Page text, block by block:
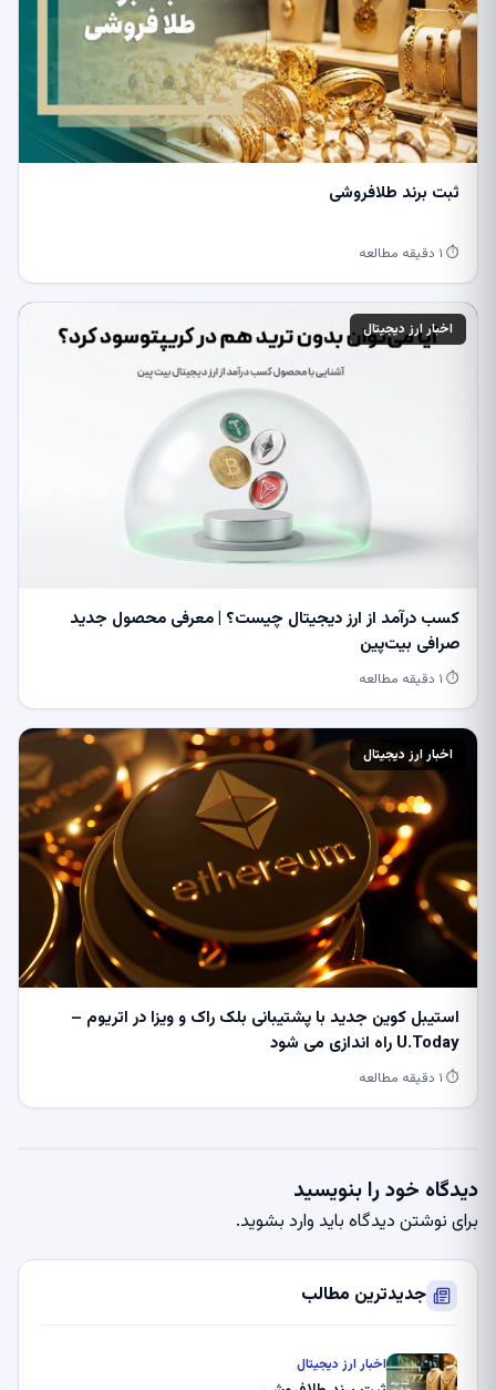
ثبت برند طلافروشی
⏱ ۱ دقیقه مطالعه
اخبار ارز دیجیتال
کسب درآمد از ارز دیجیتال چیست؟ | معرفی محصول جدید
صرافی بیت‌پین
⏱ ۱ دقیقه مطالعه
اخبار ارز دیجیتال
استیبل کوین جدید با پشتیبانی بلک راک و ویزا در اتریوم –
U.Today راه اندازی می شود
⏱ ۱ دقیقه مطالعه
دیدگاه خود را بنویسید
برای نوشتن دیدگاه باید وارد بشوید.
جدیدترین مطالب
اخبار ارز دیجیتال